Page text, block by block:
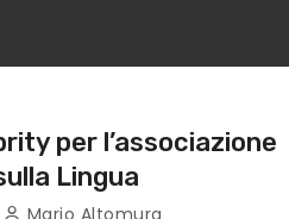
per l’associazione
Lingua
Mario Altomura